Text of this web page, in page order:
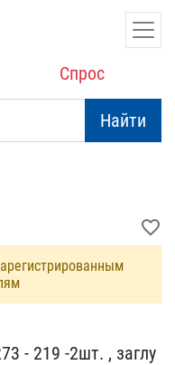
Спрос
Найти
favorite_border
- 219 -2шт. , заглу​